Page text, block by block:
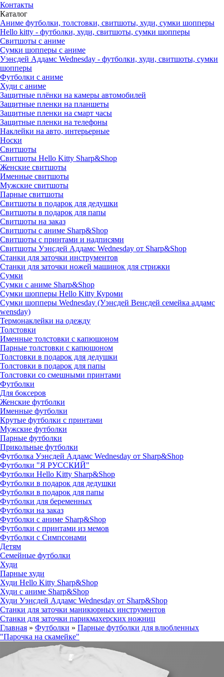
Контакты
Каталог
Аниме футболки, толстовки, свитшоты, худи, сумки шопперы
Hello kitty - футболки, худи, свитшоты, сумки шопперы
Свитшоты с аниме
Сумки шопперы с аниме
Уэнсдей Аддамс Wednesday - футболки, худи, свитшоты, сумки
шопперы
Футболки с аниме
Худи с аниме
Защитные плёнки на камеры автомобилей
Защитные пленки на планшеты
Защитные пленки на смарт часы
Защитные пленки на телефоны
Наклейки на авто, интерьерные
Носки
Свитшоты
Cвитшоты Hello Kitty Sharp&Shop
Женские свитшоты
Именные свитшоты
Мужские свитшоты
Парные свитшоты
Свитшоты в подарок для дедушки
Свитшоты в подарок для папы
Свитшоты на заказ
Свитшоты с аниме Sharp&Shop
Свитшоты с принтами и надписями
Свитшоты Уэнсдей Аддамс Wednesday от Sharp&Shop
Станки для заточки инструментов
Станки для заточки ножей машинок для стрижки
Сумки
Сумки с аниме Sharp&Shop
Сумки шопперы Hello Kitty Куроми
Сумки шопперы Wednesday (Уэнсдей Венсдей семейка аддамс
wensday)
Термонаклейки на одежду
Толстовки
Именные толстовки с капюшоном
Парные толстовки с капюшоном
Толстовки в подарок для дедушки
Толстовки в подарок для папы
Толстовки со смешными принтами
Футболки
Для боксеров
Женские футболки
Именные футболки
Крутые футболки с принтами
Мужские футболки
Парные футболки
Прикольные футболки
Футболка Уэнсдей Аддамс Wednesday от Sharp&Shop
Футболки "Я РУССКИЙ"
Футболки Hello Kitty Sharp&Shop
Футболки в подарок для дедушки
Футболки в подарок для папы
Футболки для беременных
Футболки на заказ
Футболки с аниме Sharp&Shop
Футболки с принтами из мемов
Футболки с Симпсонами
Детям
Семейные футболки
Худи
Парные худи
Худи Hello Kitty Sharp&Shop
Худи с аниме Sharp&Shop
Худи Уэнсдей Аддамс Wednesday от Sharp&Shop
Станки для заточки маникюрных инструментов
Станки для заточки парикмахерских ножниц
Главная » Футболки » Парные футболки для влюбленных
"Парочка на скамейке"